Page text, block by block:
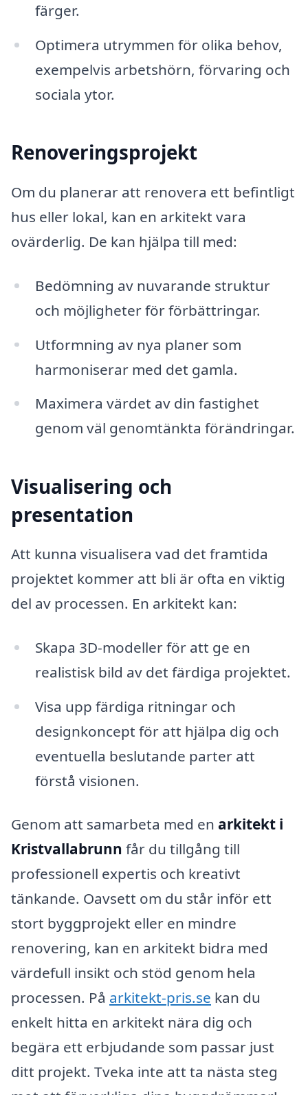
färger.
Optimera utrymmen för olika behov,
exempelvis arbetshörn, förvaring och
sociala ytor.
Renoveringsprojekt
Om du planerar att renovera ett befintligt
hus eller lokal, kan en arkitekt vara
ovärderlig. De kan hjälpa till med:
Bedömning av nuvarande struktur
och möjligheter för förbättringar.
Utformning av nya planer som
harmoniserar med det gamla.
Maximera värdet av din fastighet
genom väl genomtänkta förändringar.
Visualisering och
presentation
Att kunna visualisera vad det framtida
projektet kommer att bli är ofta en viktig
del av processen. En arkitekt kan:
Skapa 3D-modeller för att ge en
realistisk bild av det färdiga projektet.
Visa upp färdiga ritningar och
designkoncept för att hjälpa dig och
eventuella beslutande parter att
förstå visionen.
Genom att samarbeta med en arkitekt i
Kristvallabrunn får du tillgång till
professionell expertis och kreativt
tänkande. Oavsett om du står inför ett
stort byggprojekt eller en mindre
renovering, kan en arkitekt bidra med
värdefull insikt och stöd genom hela
processen. På arkitekt-pris.se kan du
enkelt hitta en arkitekt nära dig och
begära ett erbjudande som passar just
ditt projekt. Tveka inte att ta nästa steg